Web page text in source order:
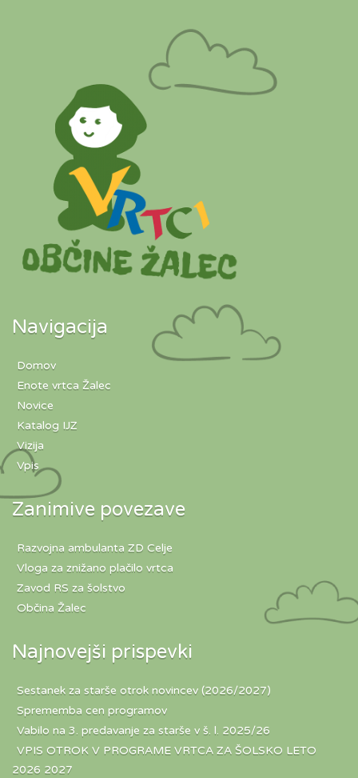
Navigacija
Domov
Enote vrtca Žalec
Novice
Katalog IJZ
Vizija
Vpis
Zanimive povezave
Razvojna ambulanta ZD Celje
Vloga za znižano plačilo vrtca
Zavod RS za šolstvo
Občina Žalec
Najnovejši prispevki
Sestanek za starše otrok novincev (2026/2027)
Sprememba cen programov
Vabilo na 3. predavanje za starše v š. l. 2025/26
VPIS OTROK V PROGRAME VRTCA ZA ŠOLSKO LETO
2026 2027